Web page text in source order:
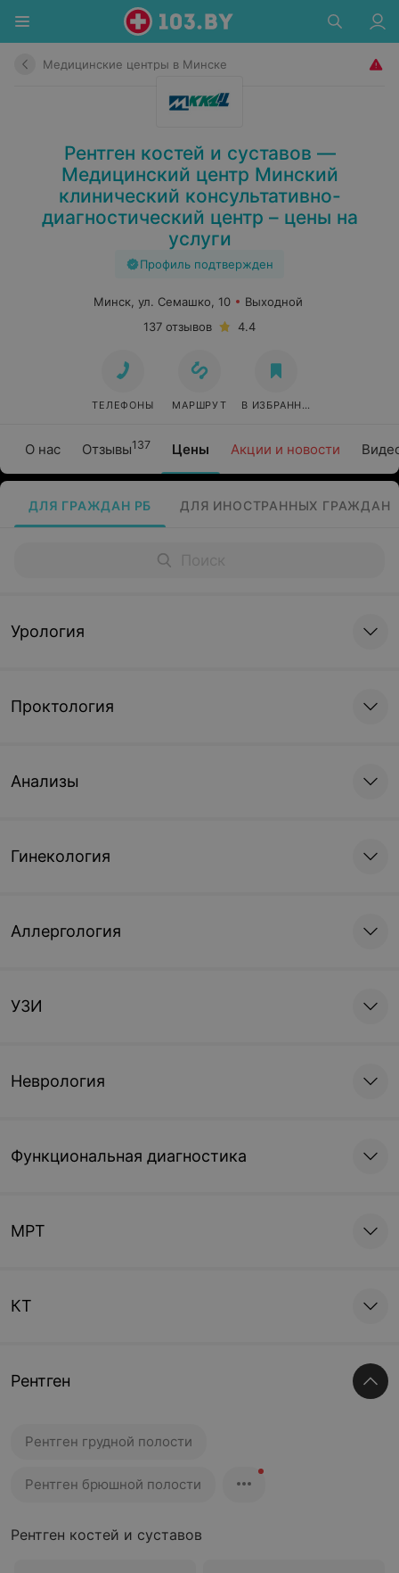
Медицинские центры в Минске
Рентген костей и суставов —
Медицинский центр Минский
клинический консультативно-
диагностический центр – цены на
услуги
Профиль подтвержден
О нас Отзывы137 Цены Акции и новости
Минск, ул. Семашко, 10
Выходной
137 отзывов
4.4
ТЕЛЕФОНЫ МАРШРУТ В ИЗБРАННОЕ
ДЛЯ ГРАЖДАН РБ ДЛЯ ИНОСТРАННЫХ ГРАЖДАН
Урология
Проктология
Анализы
Гинекология
Аллергология
УЗИ
Неврология
Функциональная диагностика
МРТ
КТ
Рентген
Рентген грудной полости
Рентген брюшной полости
Рентген костей и суставов